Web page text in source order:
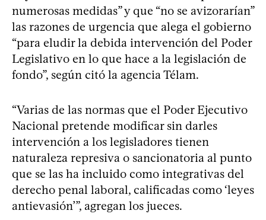
numerosas medidas” y que “no se avizorarían”
las razones de urgencia que alega el gobierno
“para eludir la debida intervención del Poder
Legislativo en lo que hace a la legislación de
fondo”, según citó la agencia Télam.
“Varias de las normas que el Poder Ejecutivo
Nacional pretende modificar sin darles
intervención a los legisladores tienen
naturaleza represiva o sancionatoria al punto
que se las ha incluido como integrativas del
derecho penal laboral, calificadas como ‘leyes
antievasión’”, agregan los jueces.